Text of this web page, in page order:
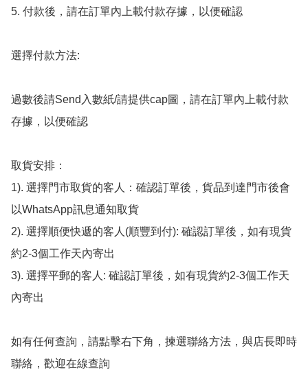
5. 付款後，請在訂單內上載付款存據，以便確認
選擇付款方法:
過數後請Send入數紙/請提供cap圖，請在訂單內上載付款
存據，以便確認
取貨安排：
1). 選擇門市取貨的客人：確認訂單後，貨品到達門市後會
以WhatsApp訊息通知取貨
2). 選擇順便快遞的客人(順豐到付): 確認訂單後，如有現貨
約2-3個工作天內寄出
3). 選擇平郵的客人: 確認訂單後，如有現貨約2-3個工作天
內寄出
如有任何查詢，請點擊右下角，揀選聯絡方法，與店長即時
聯絡，歡迎在線查詢